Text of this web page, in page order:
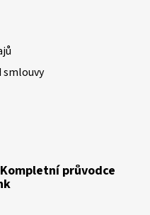
smlouvy
průvodce